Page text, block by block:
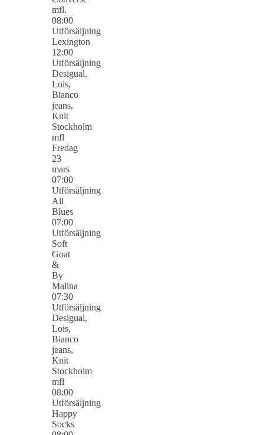
mfl.
08:00
Utförsäljning
Lexington
12:00
Utförsäljning
Desigual,
Lois,
Bianco
jeans,
Knit
Stockholm
mfl
Fredag
23
mars
07:00
Utförsäljning
All
Blues
07:00
Utförsäljning
Soft
Goat
&
By
Malina
07:30
Utförsäljning
Desigual,
Lois,
Bianco
jeans,
Knit
Stockholm
mfl
08:00
Utförsäljning
Happy
Socks